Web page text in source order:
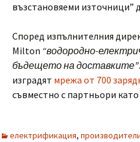
възстановяеми източници”
Според изпълнителния
Milton “водородно-
бъдещето на доставките”
изградят мрежа от 700
съвместно с партньори
електрификация,